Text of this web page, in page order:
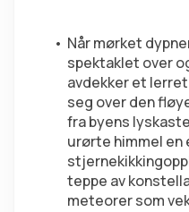
Når mørket
spektaklet over
avdekker et
seg over den
fra byens
urørte himmel en
teppe av
meteorer som